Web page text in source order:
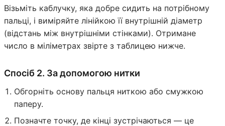
Візьміть каблучку, яка добре сидить на потрібному
пальці, і виміряйте лінійкою її внутрішній діаметр
(відстань між внутрішніми стінками). Отримане
число в міліметрах звірте з таблицею нижче.
Спосіб 2. За допомогою нитки
Обгорніть основу пальця ниткою або смужкою
паперу.
Позначте точку, де кінці зустрічаються — це